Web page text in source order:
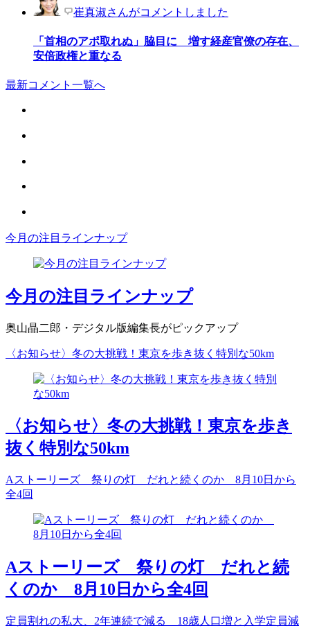
崔真淑さんがコメントしました
「首相のアポ取れぬ」脇目に 増す経産官僚の存在、
安倍政権と重なる
最新コメント一覧へ
今月の注目ラインナップ
今月の注目ラインナップ
奥山晶二郎・デジタル版編集長がピックアップ
〈お知らせ〉冬の大挑戦！東京を歩き抜く特別な50km
〈お知らせ〉冬の大挑戦！東京を歩き
抜く特別な50km
Aストーリーズ 祭りの灯 だれと続くのか 8月10日から
全4回
Aストーリーズ 祭りの灯 だれと続
くのか 8月10日から全4回
定員割れの私大、2年連続で減る 18歳人口増と入学定員減